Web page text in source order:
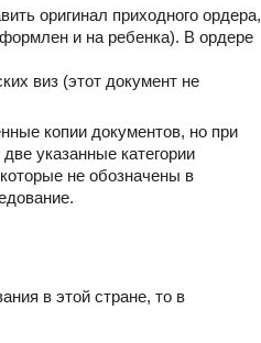
оригинал приходного ордера,
и на ребенка). В ордере
виз (этот документ не
копии документов, но при
указанные категории
не обозначены в
в этой стране, то в